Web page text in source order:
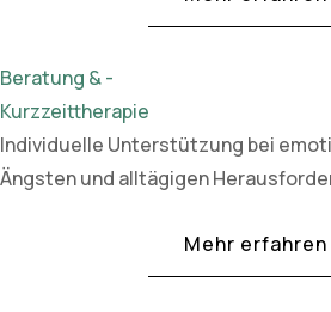
Beratung & -
Kurzzeittherapie
Individuelle Unterstützung bei
Ängsten und alltägigen
Mehr erfahren